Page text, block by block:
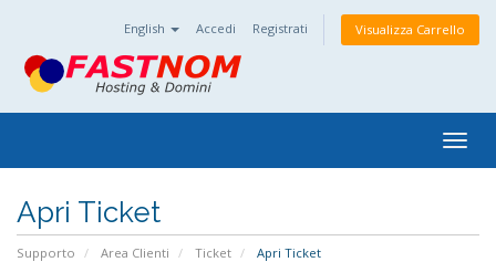
English Accedi Registrati Visualizza Carrello
Apri Ticket
Supporto Area Clienti Ticket Apri Ticket